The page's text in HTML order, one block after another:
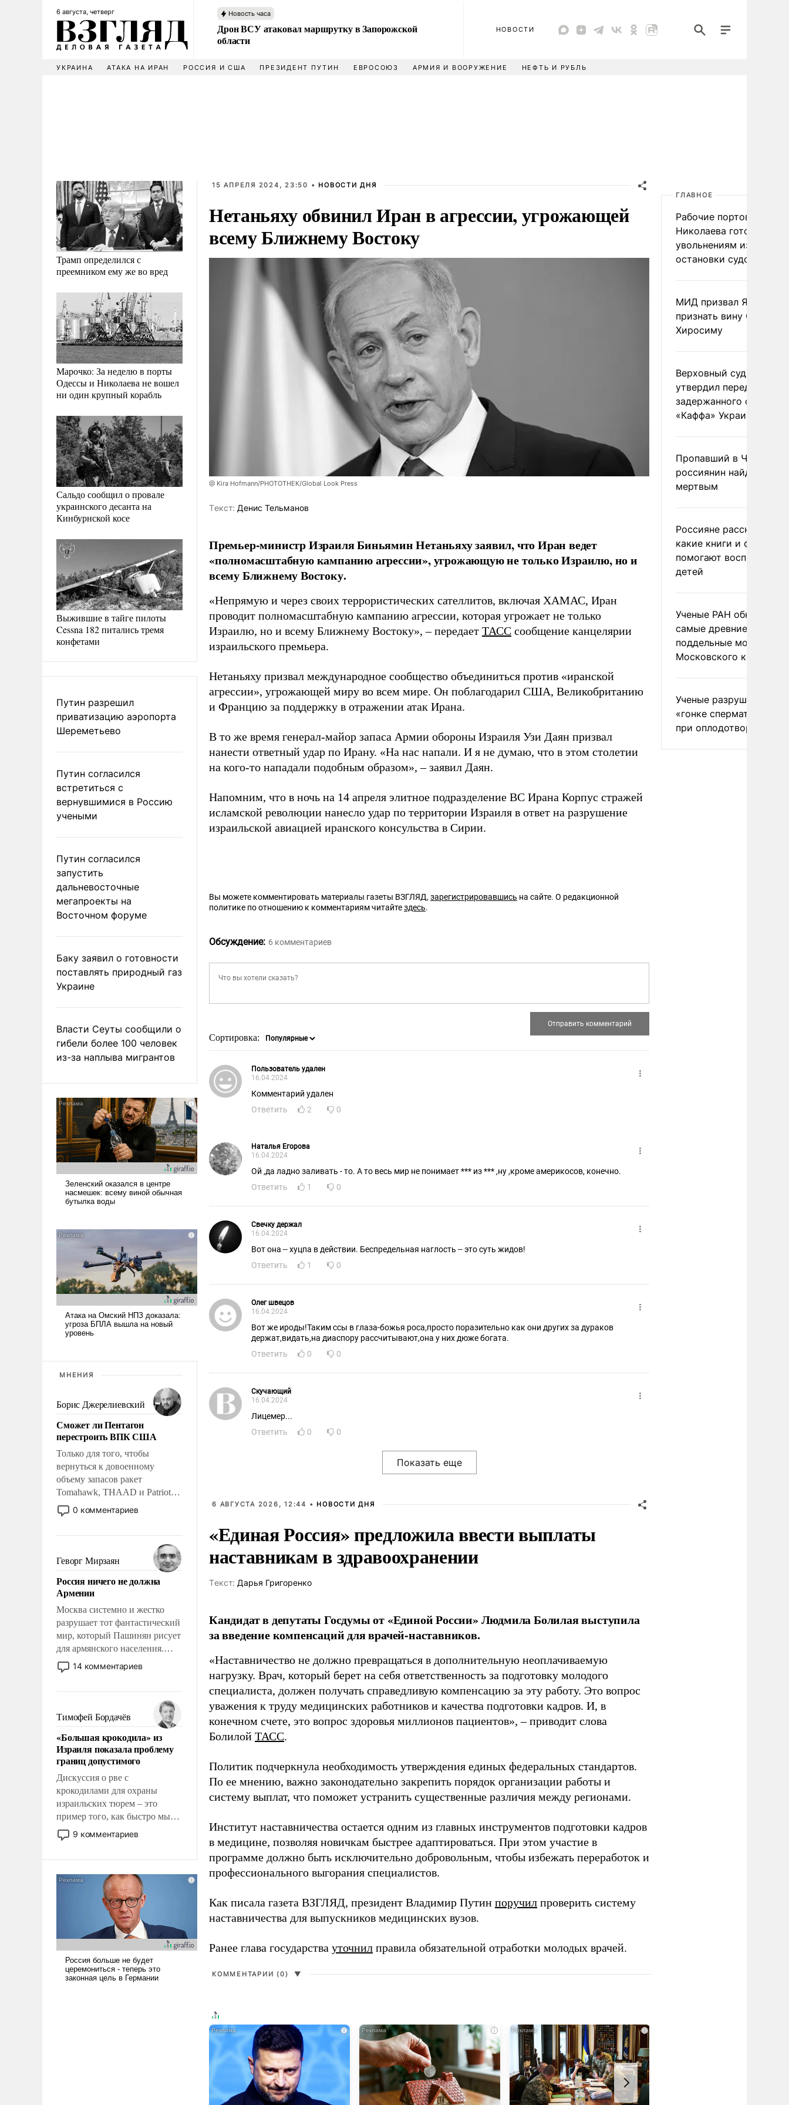
6 августа, четверг Новость часа
Дрон ВСУ атаковал маршрутку в Запорожской
области
НОВОСТИ
УКРАИНА АТАКА НА ИРАН РОССИЯ И США ПРЕЗИДЕНТ ПУТИН ЕВРОСОЮЗ АРМИЯ И ВООРУЖЕНИЕ НЕФТЬ И РУБЛЬ
Трамп определился с
преемником ему же во вред
Марочко: За неделю в порты
Одессы и Николаева не вошел
ни один крупный корабль
Сальдо сообщил о провале
украинского десанта на
Кинбурнской косе
Выжившие в тайге пилоты
Cessna 182 питались тремя
конфетами
Путин разрешил
приватизацию аэропорта
Шереметьево
Путин согласился
встретиться с
вернувшимися в Россию
учеными
Путин согласился
запустить
дальневосточные
мегапроекты на
Восточном форуме
Баку заявил о готовности
поставлять природный газ
Украине
Власти Сеуты сообщили о
гибели более 100 человек
из-за наплыва мигрантов
МНЕНИЯ
Борис Джерелиевский
Сможет ли Пентагон
перестроить ВПК США
Только для того, чтобы
вернуться к довоенному
объему запасов ракет
Tomahawk, THAAD и Patriot
США потребуется более трех
лет. Даже небольшая война с
Сложившаяся ситуация
означает многолетний период
уязвимости США, например,
перед Китаем.
0 комментариев
Геворг Мирзаян
Россия ничего не должна
Армении
Москва системно и жестко
разрушает тот фантастический
мир, который Пашинян рисует
для армянского населения.
Мир, где этому населению все
должны просто по
политические прожекты будут
беспрекословно оплачиваться
за счет российских
налогоплательщиков и где за
свои поступки не нужно
отвечать.
14 комментариев
Тимофей Бордачёв
«Большая крокодила» из
Израиля показала проблему
границ допустимого
Дискуссия о рве с
крокодилами для охраны
израильских тюрем – это
пример того, как быстро мы
двигаемся по пути
революционных изменений.
псевдонаучной фантастики,
стало всерьез обсуждаемой
9 комментариев
15 АПРЕЛЯ 2024, 23:50 • НОВОСТИ ДНЯ
Нетаньяху обвинил Иран в агрессии, угрожающей
всему Ближнему Востоку
@ Kira Hofmann/PHOTOTHEK/Global Look Press
Tекст: Денис Тельманов
Премьер-министр Израиля Биньямин Нетаньяху заявил, что Иран ведет
«полномасштабную кампанию агрессии», угрожающую не только Израилю, но и
всему Ближнему Востоку.
«Непрямую и через своих террористических сателлитов, включая ХАМАС, Иран
проводит полномасштабную кампанию агрессии, которая угрожает не только
Израилю, но и всему Ближнему Востоку», – передает ТАСС сообщение канцелярии
израильского премьера.
Нетаньяху призвал международное сообщество объединиться против «иранской
агрессии», угрожающей миру во всем мире. Он поблагодарил США, Великобританию
и Францию за поддержку в отражении атак Ирана.
В то же время генерал-майор запаса Армии обороны Израиля Узи Даян призвал
нанести ответный удар по Ирану. «На нас напали. И я не думаю, что в этом столетии
на кого-то нападали подобным образом», – заявил Даян.
Напомним, что в ночь на 14 апреля элитное подразделение ВС Ирана Корпус стражей
исламской революции нанесло удар по территории Израиля в ответ на разрушение
израильской авиацией иранского консульства в Сирии.
Вы можете комментировать материалы газеты ВЗГЛЯД,зарегистрировавшись на сайте. О редакционной
политике по отношению к комментариям читайтездесь.
Обсуждение: 6 комментариев
Сортировка:
Пользователь удален
16.04.2024
Комментарий удален
Ответить
2 0
Наталья Егорова
16.04.2024
Ой ,да ладно заливать - то. А то весь мир не понимает *** из *** ,ну ,кроме америкосов, конечно.
Ответить
1 0
Свечку держал
16.04.2024
Вот она -- хуцпа в действии. Беспредельная наглость -- это суть жидов!
Ответить
1 0
Олег швецов
16.04.2024
Вот же ироды!Таким ссы в глаза-божья роса,просто поразительно как они других за дураков
держат,видать,на диаспору рассчитывают,она у них дюже богата.
Ответить
0 0
Cкучающий
16.04.2024
Лицемер...
Ответить
0 0
6 АВГУСТА 2026, 12:44 • НОВОСТИ ДНЯ
«Единая Россия» предложила ввести выплаты
наставникам в здравоохранении
Tекст: Дарья Григоренко
Кандидат в депутаты Госдумы от «Единой России» Людмила Болилая выступила
за введение компенсаций для врачей-наставников.
«Наставничество не должно превращаться в дополнительную неоплачиваемую
нагрузку. Врач, который берет на себя ответственность за подготовку молодого
специалиста, должен получать справедливую компенсацию за эту работу. Это вопрос
уважения к труду медицинских работников и качества подготовки кадров. И, в
конечном счете, это вопрос здоровья миллионов пациентов», – приводит слова
Болилой ТАСС.
Политик подчеркнула необходимость утверждения единых федеральных стандартов.
По ее мнению, важно законодательно закрепить порядок организации работы и
систему выплат, что поможет устранить существенные различия между регионами.
Институт наставничества остается одним из главных инструментов подготовки кадров
в медицине, позволяя новичкам быстрее адаптироваться. При этом участие в
программе должно быть исключительно добровольным, чтобы избежать переработок и
профессионального выгорания специалистов.
Как писала газета ВЗГЛЯД, президент Владимир Путин поручил проверить систему
наставничества для выпускников медицинских вузов.
Ранее глава государства уточнил правила обязательной отработки молодых врачей.
КОММЕНТАРИИ (0) ▼
i i i
ГЛАВНОЕ
Рабочие портов
Николаева готовятся к
увольнениям из-за
остановки судоходства
МИД призвал Японию
признать вину США за
Хиросиму
Верховный суд Швеции
утвердил передачу
задержанного
«Каффа» Украине
Пропавший в
россиянин найден
мертвым
Россияне рассказали,
какие книги и фильмы
помогают воспитывать
детей
Ученые РАН
самые древние
поддельные монеты
Московского
Ученые разрушили миф
«гонке
при оплодотворении